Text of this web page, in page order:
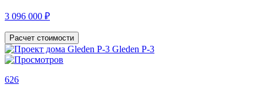
3 096 000 ₽
Расчет стоимости
626